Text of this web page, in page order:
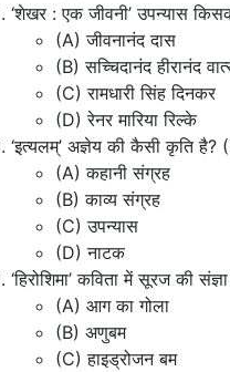
‘शेखर : एक जीवनी’ उपन्यास
(A) जीवनानंद दास
(B) सच्चिदानंद हीरानंद
(C) रामधारी सिंह दिनकर
(D) रेनर मारिया रिल्के
‘इत्यलम्’ अज्ञेय की कैसी कृति है?
(A) कहानी संग्रह
(B) काव्य संग्रह
(C) उपन्यास
(D) नाटक
‘हिरोशिमा’ कविता में सूरज की
(A) आग का गोला
(B) अणुबम
(C) हाइड्रोजन बम